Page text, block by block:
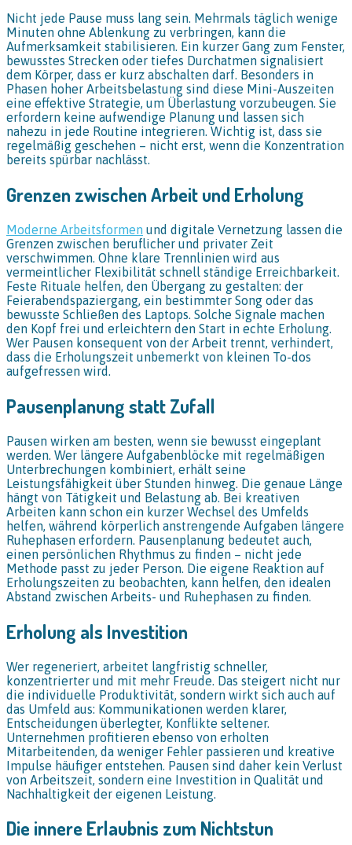
Nicht jede Pause muss lang sein. Mehrmals täglich wenige
Minuten ohne Ablenkung zu verbringen, kann die
Aufmerksamkeit stabilisieren. Ein kurzer Gang zum Fenster,
bewusstes Strecken oder tiefes Durchatmen signalisiert
dem Körper, dass er kurz abschalten darf. Besonders in
Phasen hoher Arbeitsbelastung sind diese Mini-Auszeiten
eine effektive Strategie, um Überlastung vorzubeugen. Sie
erfordern keine aufwendige Planung und lassen sich
nahezu in jede Routine integrieren. Wichtig ist, dass sie
regelmäßig geschehen – nicht erst, wenn die Konzentration
bereits spürbar nachlässt.
Grenzen zwischen Arbeit und Erholung
Moderne Arbeitsformen und digitale Vernetzung lassen die
Grenzen zwischen beruflicher und privater Zeit
verschwimmen. Ohne klare Trennlinien wird aus
vermeintlicher Flexibilität schnell ständige Erreichbarkeit.
Feste Rituale helfen, den Übergang zu gestalten: der
Feierabendspaziergang, ein bestimmter Song oder das
bewusste Schließen des Laptops. Solche Signale machen
den Kopf frei und erleichtern den Start in echte Erholung.
Wer Pausen konsequent von der Arbeit trennt, verhindert,
dass die Erholungszeit unbemerkt von kleinen To-dos
aufgefressen wird.
Pausenplanung statt Zufall
Pausen wirken am besten, wenn sie bewusst eingeplant
werden. Wer längere Aufgabenblöcke mit regelmäßigen
Unterbrechungen kombiniert, erhält seine
Leistungsfähigkeit über Stunden hinweg. Die genaue Länge
hängt von Tätigkeit und Belastung ab. Bei kreativen
Arbeiten kann schon ein kurzer Wechsel des Umfelds
helfen, während körperlich anstrengende Aufgaben längere
Ruhephasen erfordern. Pausenplanung bedeutet auch,
einen persönlichen Rhythmus zu finden – nicht jede
Methode passt zu jeder Person. Die eigene Reaktion auf
Erholungszeiten zu beobachten, kann helfen, den idealen
Abstand zwischen Arbeits- und Ruhephasen zu finden.
Erholung als Investition
Wer regeneriert, arbeitet langfristig schneller,
konzentrierter und mit mehr Freude. Das steigert nicht nur
die individuelle Produktivität, sondern wirkt sich auch auf
das Umfeld aus: Kommunikationen werden klarer,
Entscheidungen überlegter, Konflikte seltener.
Unternehmen profitieren ebenso von erholten
Mitarbeitenden, da weniger Fehler passieren und kreative
Impulse häufiger entstehen. Pausen sind daher kein Verlust
von Arbeitszeit, sondern eine Investition in Qualität und
Nachhaltigkeit der eigenen Leistung.
Die innere Erlaubnis zum Nichtstun